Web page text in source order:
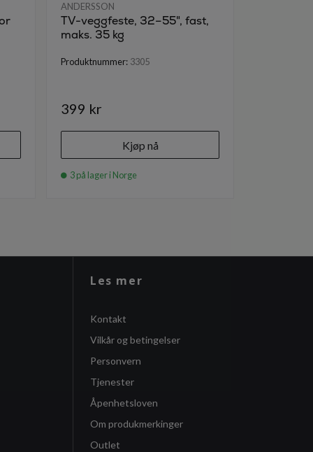
ANDERSSON
TV-veggfeste, 32–55", fast,
maks. 35 kg
Produktnummer: 3305
399 kr
Kjøp nå
3 på lager i Norge
Les mer
Kontakt
Vilkår og betingelser
Personvern
Tjenester
Åpenhetsloven
Om produkmerkinger
Outlet